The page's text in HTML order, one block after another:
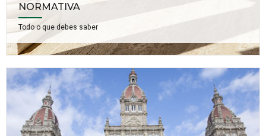
NORMATIVA
Todo o que debes saber